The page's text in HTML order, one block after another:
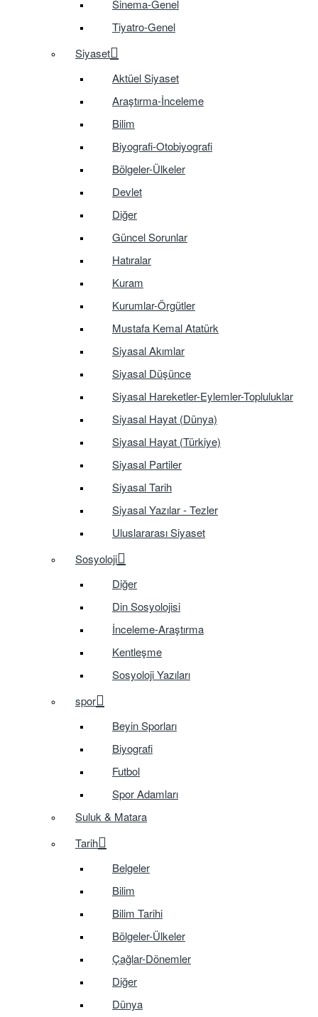
Sinema-Genel
Tiyatro-Genel
Siyaset
Aktüel Siyaset
Araştırma-İnceleme
Bilim
Biyografi-Otobiyografi
Bölgeler-Ülkeler
Devlet
Diğer
Güncel Sorunlar
Hatıralar
Kuram
Kurumlar-Örgütler
Mustafa Kemal Atatürk
Siyasal Akımlar
Siyasal Düşünce
Siyasal Hareketler-Eylemler-Topluluklar
Siyasal Hayat (Dünya)
Siyasal Hayat (Türkiye)
Siyasal Partiler
Siyasal Tarih
Siyasal Yazılar - Tezler
Uluslararası Siyaset
Sosyoloji
Diğer
Din Sosyolojisi
İnceleme-Araştırma
Kentleşme
Sosyoloji Yazıları
spor
Beyin Sporları
Biyografi
Futbol
Spor Adamları
Suluk & Matara
Tarih
Belgeler
Bilim
Bilim Tarihi
Bölgeler-Ülkeler
Çağlar-Dönemler
Diğer
Dünya